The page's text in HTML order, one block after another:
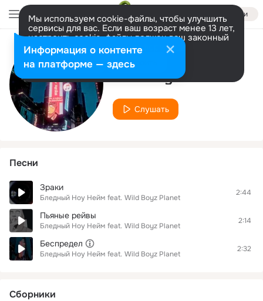
Войти
Мы используем cookie-файлы, чтобы улучшить
сервисы для вас. Если ваш возраст менее 13 лет,
настроить cookie-файлы должен ваш законный
представитель. Больше информации
Разрешить все Настроить
Исполнитель
Wild Boyz Planet
Слушать
Песни
Зраки
Бледный Ноу Нейм feat. Wild Boyz Planet
2:44
Пьяные рейвы
Бледный Ноу Нейм feat. Wild Boyz Planet
2:14
Беспредел
Бледный Ноу Нейм feat. Wild Boyz Planet
2:32
Сборники
Информация о контенте
на платформе — здесь